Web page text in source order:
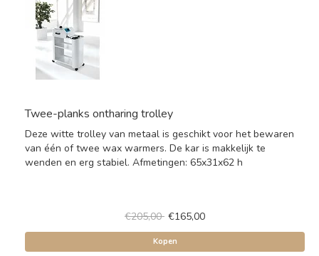
Twee-planks ontharing trolley
Deze witte trolley van metaal is geschikt voor het bewaren
van één of twee wax warmers. De kar is makkelijk te
wenden en erg stabiel. Afmetingen: 65x31x62 h
€205,00 €165,00
Kopen